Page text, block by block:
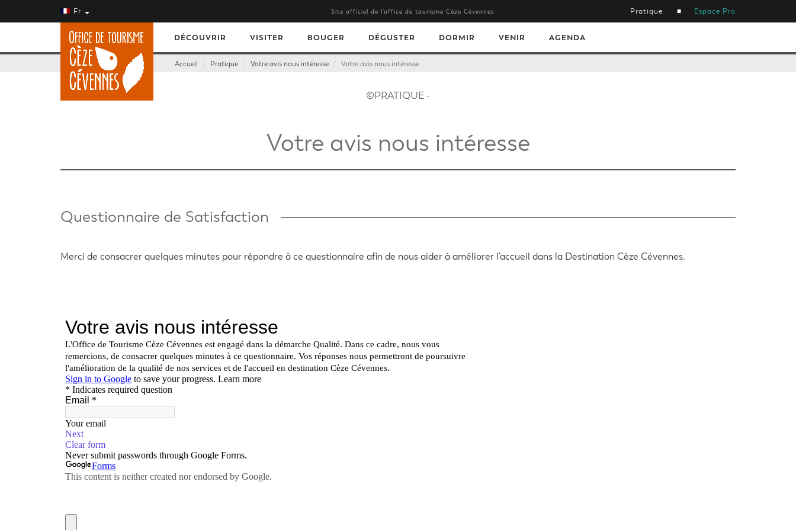
Fr Site officiel de l’office de tourisme Cèze Cévennes Pratique Espace Pro
DÉCOUVRIR VISITER BOUGER DÉGUSTER DORMIR VENIR AGENDA
Accueil Pratique Votre avis nous intèresse Votre avis nous intéresse
©PRATIQUE -
Votre avis nous intéresse
Questionnaire de Satisfaction
Merci de consacrer quelques minutes pour répondre à ce questionnaire afin de nous aider à améliorer l'accueil dans la Destination Cèze Cévennes.